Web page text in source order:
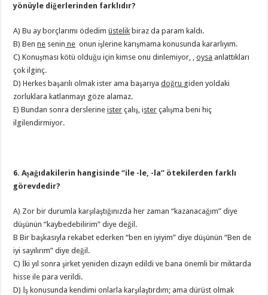
yönüyle diğerlerinden farklıdır?
A) Bu ay borçlarımı ödedimüstelik biraz da param kaldı.
B) Benne senin ne onun işlerine karışmama konusunda kararlıyım.
C) Konuşması kötü olduğu için kimse onu dinlemiyor, ,oysa anlattıkları
çok ilginç.
D) Herkes başarılı olmak ister ama başarıyadoğru giden yoldaki
zorluklara katlanmayı göze alamaz.
E) Bundan sonra derslerineister çalış, ister çalışma beni hiç
ilgilendirmiyor.
6. Aşağıdakilerin hangisinde “ile -le, -la” ötekilerden farklı
görevdedir?
A) Zor bir durumla karşılaştığınızda her zaman “kazanacağım” diye
düşünün “kaybedebilirim” diye değil.
B Bir başkasıyla rekabet ederken “ben en iyiyim” diye düşünün “Ben de
iyi sayılırım” diye değil.
C) İki yıl sonra şirket yeniden dizayn edildi ve bana önemli bir miktarda
hisse ile para verildi.
D) İş konusunda kendimi onlarla karşılaştırdım; ama dürüst olmak